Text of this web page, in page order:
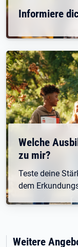
Informiere
Welche
zu mir?
Teste deine
dem
Weitere